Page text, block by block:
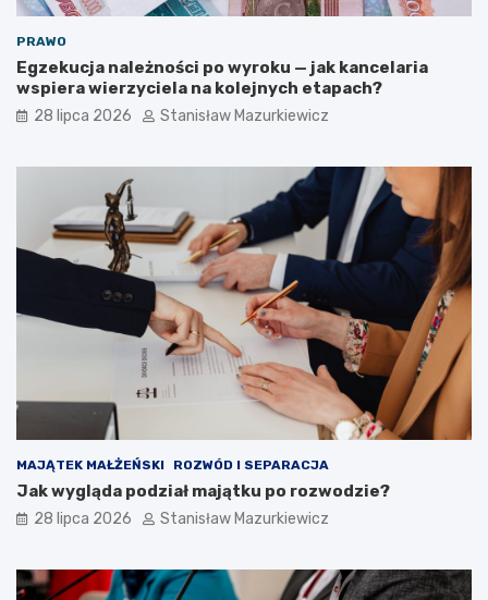
PRAWO
Egzekucja należności po wyroku — jak kancelaria
wspiera wierzyciela na kolejnych etapach?
28 lipca 2026 Stanisław Mazurkiewicz
MAJĄTEK MAŁŻEŃSKI ROZWÓD I SEPARACJA
Jak wygląda podział majątku po rozwodzie?
28 lipca 2026 Stanisław Mazurkiewicz